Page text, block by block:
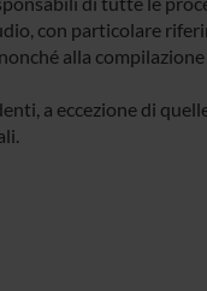
con particolare
alla
a eccezione di